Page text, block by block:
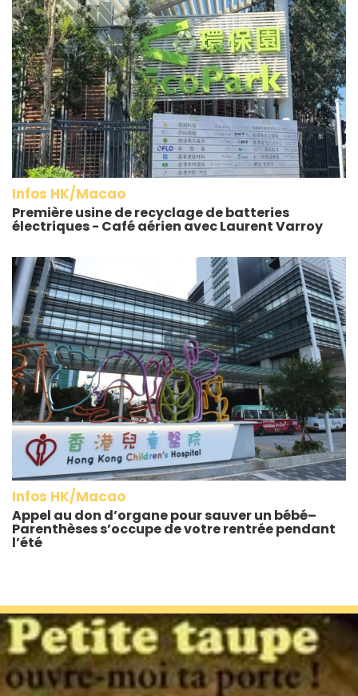
Infos HK/Macao
Première usine de recyclage de batteries
électriques - Café aérien avec Laurent Varroy
Infos HK/Macao
Appel au don d’organe pour sauver un bébé–
Parenthèses s’occupe de votre rentrée pendant
l’été